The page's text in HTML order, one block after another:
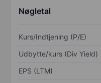
Nøgletal
Kurs/Indtjening (P/E)
Udbytte/kurs (Div Yield)
EPS (LTM)